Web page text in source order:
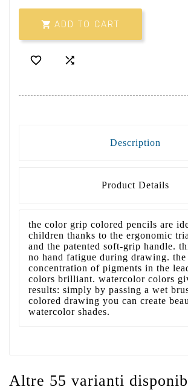
 ADD TO CART
 
Description
Product Details
the color grip colored pencils are
children thanks to the ergonomic
and the patented soft-grip handle.
no hand fatigue during drawing. the
concentration of pigments in the
colors brilliant. watercolor colors
results: simply by passing a wet
colored drawing you can create
watercolor shades.
Altre 55 varianti